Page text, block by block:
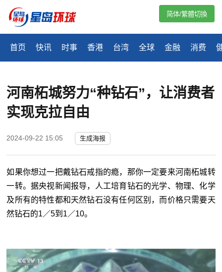
首页 快讯 时事 香港 台湾 全球 金融 消费
简体/繁體切換
河南柘城努力“种钻石”，让消费者
实现克拉自由
2024-09-22 15:05 生成海报
如果你想过一把戴钻石戒指的瘾，那你一定要来河南柘城转
一转。据央视新闻报导，人工培育钻石的光学、物理、化学
及所有的特性都和天然钻石没有任何区别，而价格只需要天
然钻石的1／5到1／10。